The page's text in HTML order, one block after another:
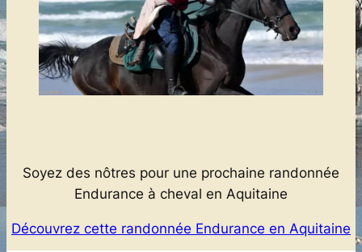
Soyez des nôtres pour une prochaine randonnée
Endurance à cheval en Aquitaine
Découvrez cette randonnée Endurance en Aquitaine